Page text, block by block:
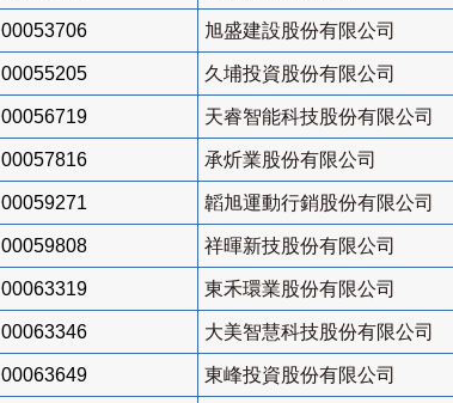
00053706 旭盛建設股份有限公司
00055205 久埔投資股份有限公司
00056719 天睿智能科技股份有限公司
00057816 承炘業股份有限公司
00059271 韜旭運動行銷股份有限公司
00059808 祥暉新技股份有限公司
00063319 東禾環業股份有限公司
00063346 大美智慧科技股份有限公司
00063649 東峰投資股份有限公司